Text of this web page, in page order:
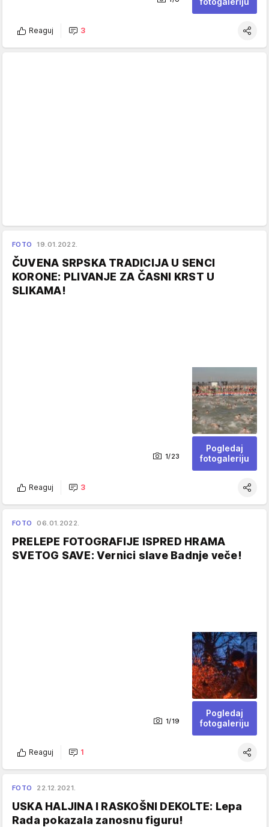
Reaguj 3
FOTO 19.01.2022.
ČUVENA SRPSKA TRADICIJA U SENCI
KORONE: PLIVANJE ZA ČASNI KRST U
SLIKAMA!
1/23
Pogledaj
fotogaleriju
Reaguj 3
FOTO 06.01.2022.
PRELEPE FOTOGRAFIJE ISPRED HRAMA
SVETOG SAVE: Vernici slave Badnje veče!
1/19
Pogledaj
fotogaleriju
Reaguj 1
FOTO 22.12.2021.
USKA HALJINA I RASKOŠNI DEKOLTE: Lepa
Rada pokazala zanosnu figuru!